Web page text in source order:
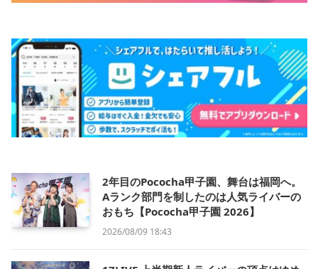
2年目のPococha甲子園、舞台は福岡へ。
Aランク部門を制したのは人気ライバーの
おもち【Pococha甲子園 2026】
2026/08/09 18:43